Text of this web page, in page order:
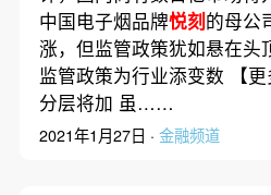
中国电子烟品牌悦刻的母公
涨，但监管政策犹如悬在头
监管政策为行业添变数 【
分层将加 虽……
2021年1月27日 · 金融频道